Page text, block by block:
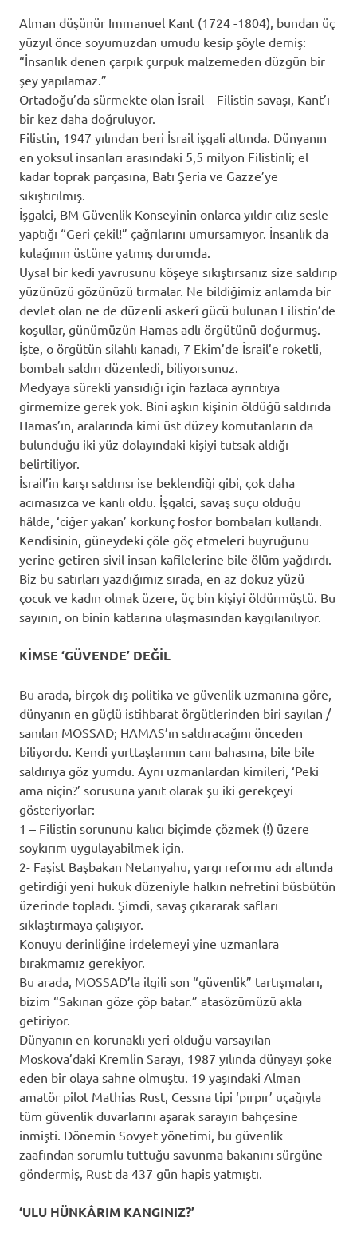
Alman düşünür Immanuel Kant (1724 -1804), bundan üç
yüzyıl önce soyumuzdan umudu kesip şöyle demiş:
“İnsanlık denen çarpık çurpuk malzemeden düzgün bir
şey yapılamaz.”
Ortadoğu’da sürmekte olan İsrail – Filistin savaşı, Kant’ı
bir kez daha doğruluyor.
Filistin, 1947 yılından beri İsrail işgali altında. Dünyanın
en yoksul insanları arasındaki 5,5 milyon Filistinli; el
kadar toprak parçasına, Batı Şeria ve Gazze’ye
sıkıştırılmış.
İşgalci, BM Güvenlik Konseyinin onlarca yıldır cılız sesle
yaptığı “Geri çekil!” çağrılarını umursamıyor. İnsanlık da
kulağının üstüne yatmış durumda.
Uysal bir kedi yavrusunu köşeye sıkıştırsanız size saldırıp
yüzünüzü gözünüzü tırmalar. Ne bildiğimiz anlamda bir
devlet olan ne de düzenli askerî gücü bulunan Filistin’de
koşullar, günümüzün Hamas adlı örgütünü doğurmuş.
İşte, o örgütün silahlı kanadı, 7 Ekim’de İsrail’e roketli,
bombalı saldırı düzenledi, biliyorsunuz.
Medyaya sürekli yansıdığı için fazlaca ayrıntıya
girmemize gerek yok. Bini aşkın kişinin öldüğü saldırıda
Hamas’ın, aralarında kimi üst düzey komutanların da
bulunduğu iki yüz dolayındaki kişiyi tutsak aldığı
belirtiliyor.
İsrail’in karşı saldırısı ise beklendiği gibi, çok daha
acımasızca ve kanlı oldu. İşgalci, savaş suçu olduğu
hâlde, ‘ciğer yakan’ korkunç fosfor bombaları kullandı.
Kendisinin, güneydeki çöle göç etmeleri buyruğunu
yerine getiren sivil insan kafilelerine bile ölüm yağdırdı.
Biz bu satırları yazdığımız sırada, en az dokuz yüzü
çocuk ve kadın olmak üzere, üç bin kişiyi öldürmüştü. Bu
sayının, on binin katlarına ulaşmasından kaygılanılıyor.
KİMSE ‘GÜVENDE’ DEĞİL
Bu arada, birçok dış politika ve güvenlik uzmanına göre,
dünyanın en güçlü istihbarat örgütlerinden biri sayılan /
sanılan MOSSAD; HAMAS’ın saldıracağını önceden
biliyordu. Kendi yurttaşlarının canı bahasına, bile bile
saldırıya göz yumdu. Aynı uzmanlardan kimileri, ‘Peki
ama niçin?’ sorusuna yanıt olarak şu iki gerekçeyi
gösteriyorlar:
1 – Filistin sorununu kalıcı biçimde çözmek (!) üzere
soykırım uygulayabilmek için.
2- Faşist Başbakan Netanyahu, yargı reformu adı altında
getirdiği yeni hukuk düzeniyle halkın nefretini büsbütün
üzerinde topladı. Şimdi, savaş çıkararak safları
sıklaştırmaya çalışıyor.
Konuyu derinliğine irdelemeyi yine uzmanlara
bırakmamız gerekiyor.
Bu arada, MOSSAD’la ilgili son “güvenlik” tartışmaları,
bizim “Sakınan göze çöp batar.” atasözümüzü akla
getiriyor.
Dünyanın en korunaklı yeri olduğu varsayılan
Moskova’daki Kremlin Sarayı, 1987 yılında dünyayı şoke
eden bir olaya sahne olmuştu. 19 yaşındaki Alman
amatör pilot Mathias Rust, Cessna tipi ‘pırpır’ uçağıyla
tüm güvenlik duvarlarını aşarak sarayın bahçesine
inmişti. Dönemin Sovyet yönetimi, bu güvenlik
zaafından sorumlu tuttuğu savunma bakanını sürgüne
göndermiş, Rust da 437 gün hapis yatmıştı.
‘ULU HÜNKÂRIM KANGINIZ?’